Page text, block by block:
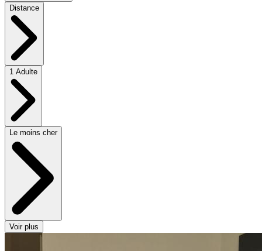
Distance
1 Adulte
Le moins cher
Voir plus